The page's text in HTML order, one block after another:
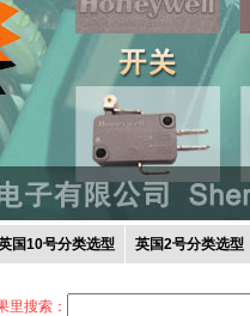
国10号分类选型 英国2号分类选型
里搜索：